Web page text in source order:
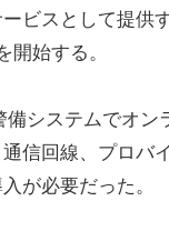
ビスとして提供
開始する。
システムでオン
信回線、プロバ
が必要だった。